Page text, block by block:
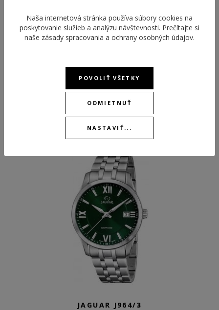
STOPKY Áno
JAGUAR J964/4
JAGUAR J964/3
Naša internetová stránka používa súbory cookies na
poskytovanie služieb a analýzu návštevnosti. Prečítajte si
naše zásady spracovania a ochrany osobných údajov.
POVOLIŤ VŠETKY
ODMIETNUŤ
NASTAVIŤ...